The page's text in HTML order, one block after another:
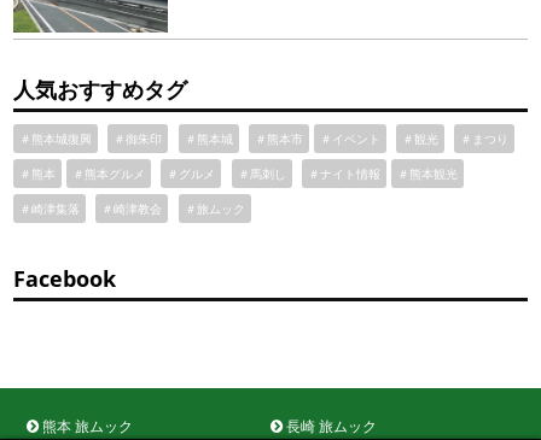
人気おすすめタグ
＃熊本城復興 ＃御朱印 ＃熊本城 ＃熊本市 ＃イベント ＃観光 ＃まつり
＃熊本 ＃熊本グルメ ＃グルメ ＃馬刺し ＃ナイト情報 ＃熊本観光
＃崎津集落 ＃崎津教会 ＃旅ムック
Facebook
熊本 旅ムック 長崎 旅ムック